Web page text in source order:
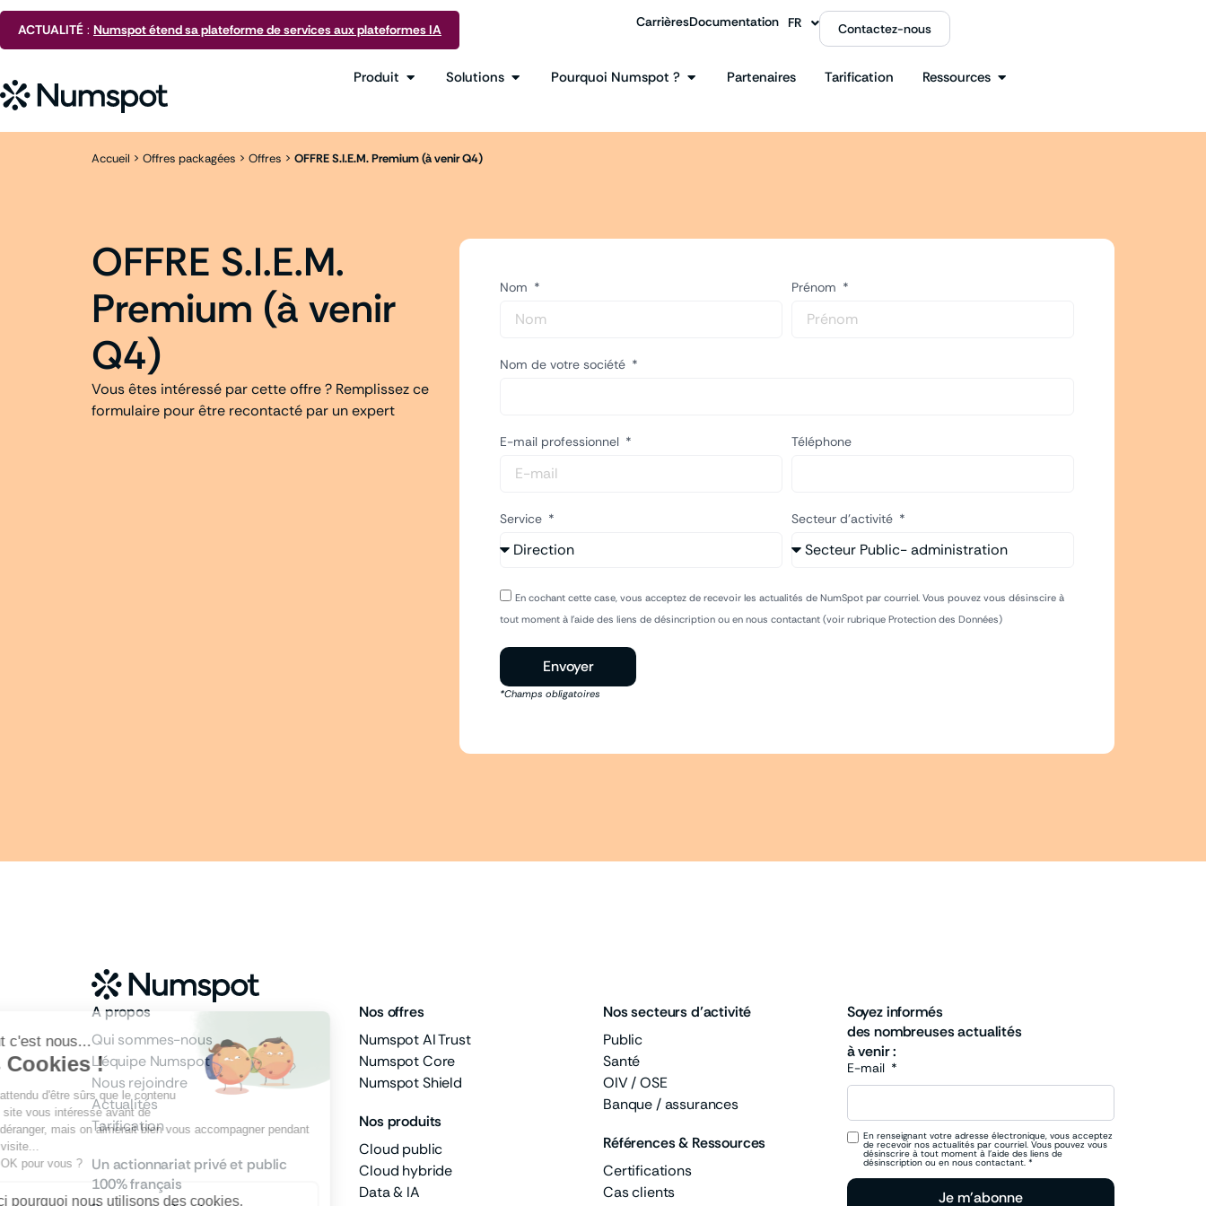
CarrièresDocumentation FR
EN Contactez-nous
ACTUALITÉ : Numspot étend sa plateforme de services aux plateformes IA
Produit Solutions Pourquoi Numspot ? Partenaires Tarification Ressources
Accueil > Offres packagées > Offres > OFFRE S.I.E.M. Premium (à venir Q4)
OFFRE S.I.E.M.
Premium (à venir
Q4)
Vous êtes intéressé par cette offre ? Remplissez ce
formulaire pour être recontacté par un expert
Nom Prénom
Nom de votre société
E-mail professionnel Téléphone
Service Secteur d'activité
En cochant cette case, vous acceptez de recevoir les actualités de NumSpot par courriel. Vous pouvez vous désinscire à
tout moment à l'aide des liens de désincription ou en nous contactant (voir rubrique Protection des Données)
Envoyer
*Champs obligatoires
A propos
Qui sommes-nous
L'équipe Numspot
Nous rejoindre
Actualités
Tarification
Un actionnariat privé et public
100% français
Nos offres
Numspot AI Trust
Numspot Core
Numspot Shield
Nos produits
Cloud public
Cloud hybride
Data & IA
Nos secteurs d’activité
Public
Santé
OIV / OSE
Banque / assurances
Références & Ressources
Certifications
Cas clients
Soyez informés
des nombreuses actualités
à venir :
E-mail
En renseignant votre adresse électronique, vous acceptez
de recevoir nos actualités par courriel. Vous pouvez vous
désinscrire à tout moment à l’aide des liens de
désinscription ou en nous contactant. *
Je m'abonne